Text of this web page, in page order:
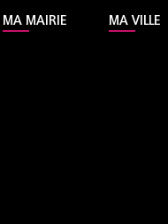
MA MAIRIE MA VILLE